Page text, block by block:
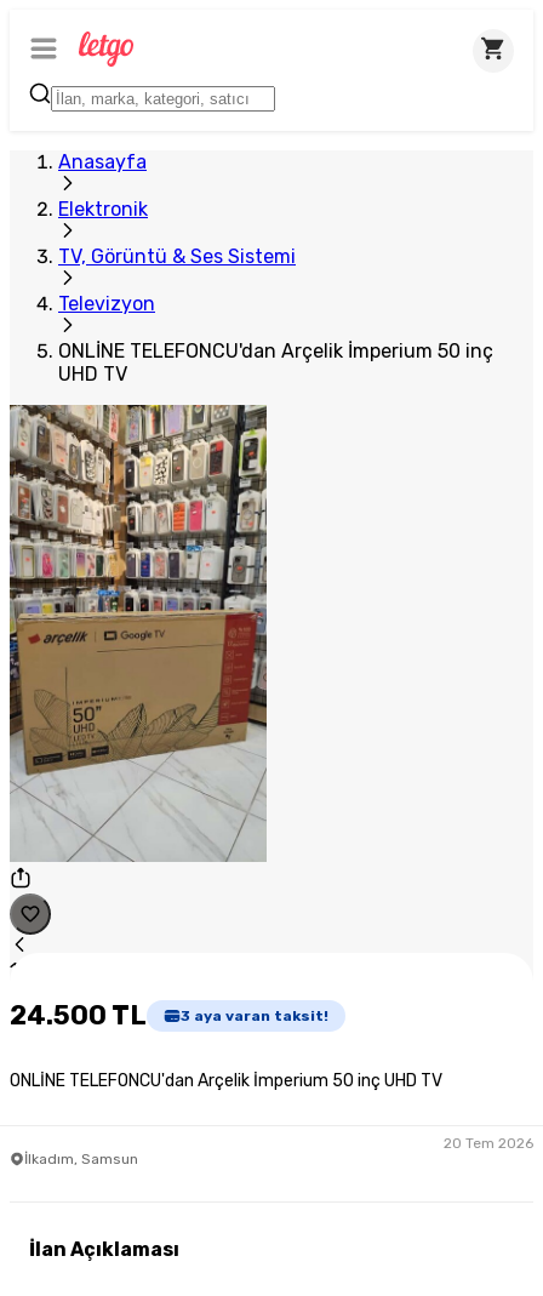
Anasayfa
Elektronik
TV, Görüntü & Ses Sistemi
Televizyon
ONLİNE TELEFONCU'dan Arçelik İmperium 50 inç
UHD TV
1
Plus Satıcı
24.500 TL 3 aya varan taksit!
ONLİNE TELEFONCU'dan Arçelik İmperium 50 inç UHD TV
İlkadım, Samsun
20 Tem 2026
İlan Açıklaması